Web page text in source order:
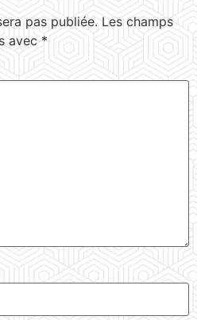
pas publiée. Les champs
avec *